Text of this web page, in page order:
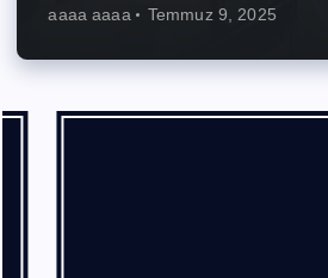
aaaa aaaa Temmuz 9, 2025